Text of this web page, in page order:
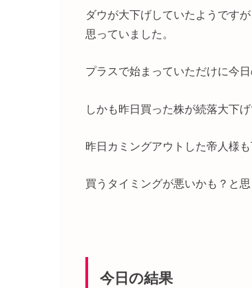
ダウが大下げしていたようです
思っていました。
プラスで始まっていただけに今
しかも昨日買った株が続落大下
昨日カミングアウトした帝人様も
買うタイミングが悪いかも？と
今日の結果